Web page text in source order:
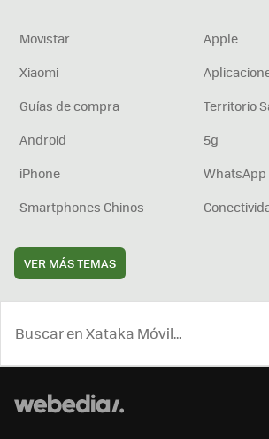
Movistar
Apple
Xiaomi
Guías de compra
Territorio
Android
5g
iPhone
WhatsApp
Smartphones Chinos
VER MÁS TEMAS